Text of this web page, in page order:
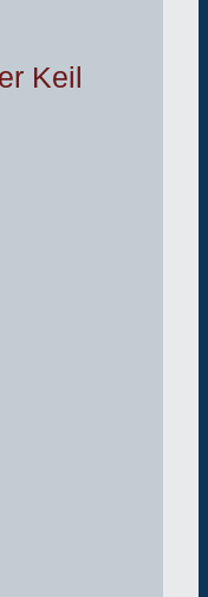
Keil